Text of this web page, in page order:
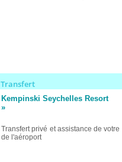
Transfert
Kempinski Seychelles Resort
»
Transfert privé et assistance de
de l'aéroport